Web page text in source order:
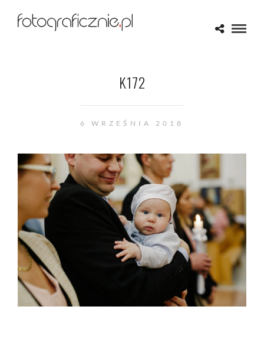
K172
6 WRZEŚNIA 2018